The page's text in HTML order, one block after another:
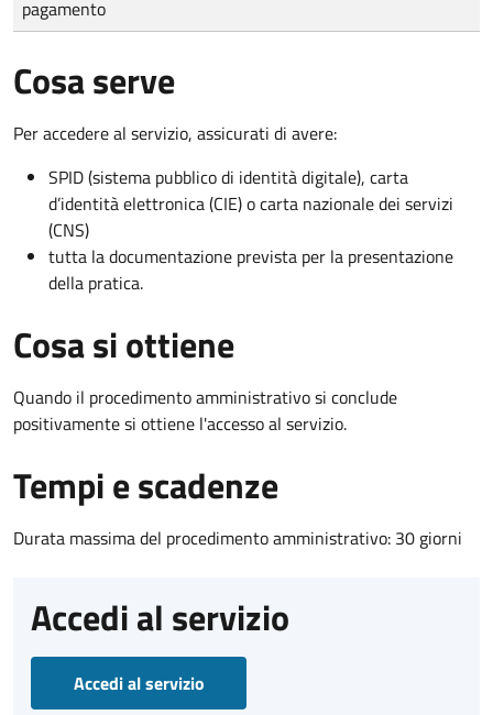
pagamento
Cosa serve
Per accedere al servizio, assicurati di avere:
SPID (sistema pubblico di identità digitale), carta
d’identità elettronica (CIE) o carta nazionale dei servizi
(CNS)
tutta la documentazione prevista per la presentazione
della pratica.
Cosa si ottiene
Quando il procedimento amministrativo si conclude
positivamente si ottiene l'accesso al servizio.
Tempi e scadenze
Durata massima del procedimento amministrativo: 30 giorni
Accedi al servizio
Accedi al servizio